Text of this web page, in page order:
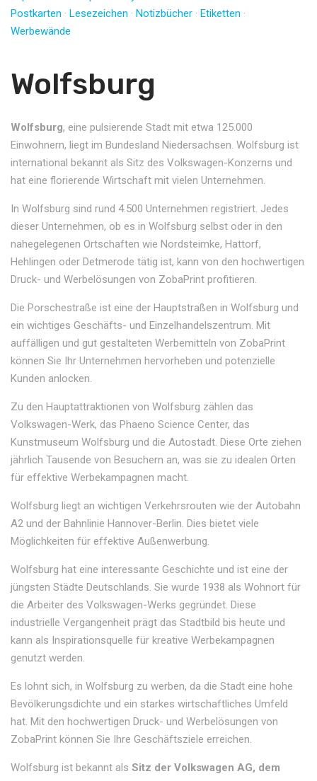
Postkarten · Lesezeichen · Notizbücher · Etiketten ·
Werbewände
Wolfsburg
Wolfsburg, eine pulsierende Stadt mit etwa 125.000
Einwohnern, liegt im Bundesland Niedersachsen. Wolfsburg ist
international bekannt als Sitz des Volkswagen-Konzerns und
hat eine florierende Wirtschaft mit vielen Unternehmen.
In Wolfsburg sind rund 4.500 Unternehmen registriert. Jedes
dieser Unternehmen, ob es in Wolfsburg selbst oder in den
nahegelegenen Ortschaften wie Nordsteimke, Hattorf,
Hehlingen oder Detmerode tätig ist, kann von den hochwertigen
Druck- und Werbelösungen von ZobaPrint profitieren.
Die Porschestraße ist eine der Hauptstraßen in Wolfsburg und
ein wichtiges Geschäfts- und Einzelhandelszentrum. Mit
auffälligen und gut gestalteten Werbemitteln von ZobaPrint
können Sie Ihr Unternehmen hervorheben und potenzielle
Kunden anlocken.
Zu den Hauptattraktionen von Wolfsburg zählen das
Volkswagen-Werk, das Phaeno Science Center, das
Kunstmuseum Wolfsburg und die Autostadt. Diese Orte ziehen
jährlich Tausende von Besuchern an, was sie zu idealen Orten
für effektive Werbekampagnen macht.
Wolfsburg liegt an wichtigen Verkehrsrouten wie der Autobahn
A2 und der Bahnlinie Hannover-Berlin. Dies bietet viele
Möglichkeiten für effektive Außenwerbung.
Wolfsburg hat eine interessante Geschichte und ist eine der
jüngsten Städte Deutschlands. Sie wurde 1938 als Wohnort für
die Arbeiter des Volkswagen-Werks gegründet. Diese
industrielle Vergangenheit prägt das Stadtbild bis heute und
kann als Inspirationsquelle für kreative Werbekampagnen
genutzt werden.
Es lohnt sich, in Wolfsburg zu werben, da die Stadt eine hohe
Bevölkerungsdichte und ein starkes wirtschaftliches Umfeld
hat. Mit den hochwertigen Druck- und Werbelösungen von
ZobaPrint können Sie Ihre Geschäftsziele erreichen.
Wolfsburg ist bekannt als Sitz der Volkswagen AG, dem